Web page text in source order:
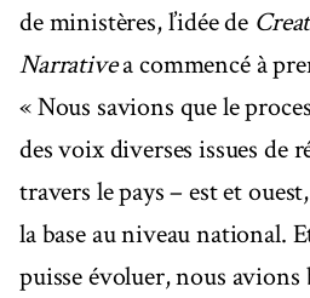
de ministères, l’idée de
Narrativea commencé à
« Nous savions que le
des voix diverses issues de
travers le pays – est et
la base au niveau national.
puisse évoluer, nous avions